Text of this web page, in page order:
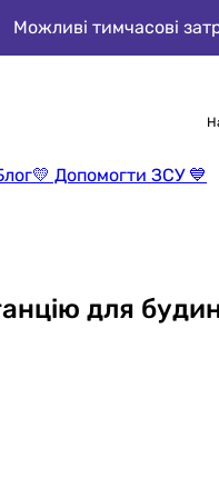
Можливі тимчасові
💛 Допомогти ЗСУ 💙
для